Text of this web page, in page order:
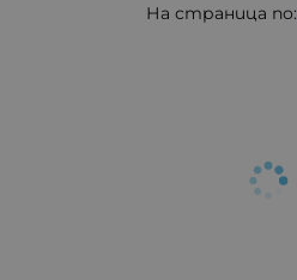
На страница по: